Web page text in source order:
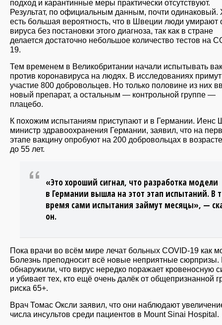
подход и карантинные меры практически отсутствуют.
Результат, по официальным данным, почти одинаковый.
есть большая вероятность, что в Швеции люди умирают
вируса без постановки этого диагноза, так как в стране
делается достаточно небольшое количество тестов на
19.
Тем временем в Великобритании начали испытывать
против коронавируса на людях. В исследованиях примут
участие 800 добровольцев. Но только половине из них
новый препарат, а остальным — контрольной группе —
плацебо.
К похожим испытаниям приступают и в Германии. Иенс
министр здравоохранения Германии, заявил, что на
этапе вакцину опробуют на 200 добровольцах в
до 55 лет.
«Это хороший сигнал, что разработка модели
в Германии вышла на этот этап испытаний. В
время сами испытания займут месяцы», —
он.
Пока врачи во всём мире лечат больных COVID-19 как
Болезнь преподносит всё новые неприятные
обнаружили, что вирус нередко поражает кровеносную
и убивает тех, кто ещё очень далёк от общепризнанной
риска 65+.
Врач Томас Оксли заявил, что они наблюдают
числа инсультов среди пациентов в Mount Sinai Hospital.